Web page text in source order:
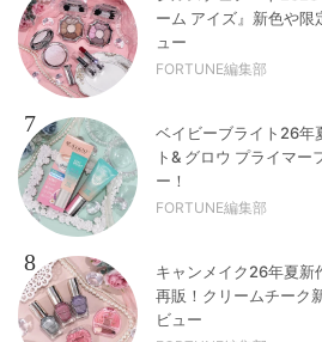
ーム アイズ』新色や
ュー
FORTUNE編集部
7
ベイビーブライト26年
ト& グロウ プライマー
ー！
FORTUNE編集部
8
キャンメイク26年夏新
再販！クリームチーク
ビュー